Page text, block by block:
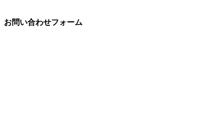
お問い合わせフォーム